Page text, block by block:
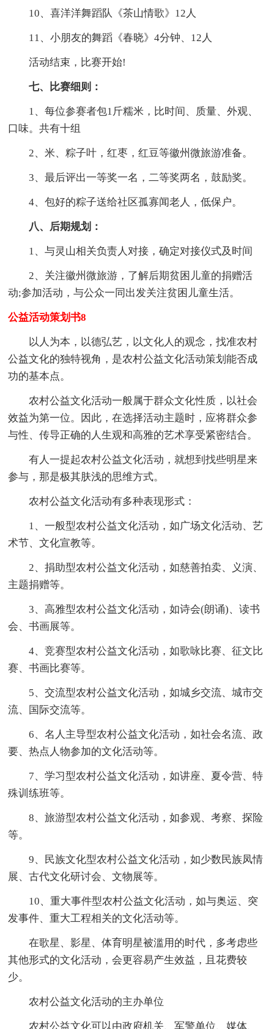
10、喜洋洋舞蹈队《茶山情歌》12人
11、小朋友的舞蹈《春晓》4分钟、12人
活动结束，比赛开始!
七、比赛细则：
1、每位参赛者包1斤糯米，比时间、质量、外观、
口味。共有十组
2、米、粽子叶，红枣，红豆等徽州微旅游准备。
3、最后评出一等奖一名，二等奖两名，鼓励奖。
4、包好的粽子送给社区孤寡闻老人，低保户。
八、后期规划：
1、与灵山相关负责人对接，确定对接仪式及时间
2、关注徽州微旅游，了解后期贫困儿童的捐赠活
动;参加活动，与公众一同出发关注贫困儿童生活。
公益活动策划书8
以人为本，以德弘艺，以文化人的观念，找准农村
公益文化的独特视角，是农村公益文化活动策划能否成
功的基本点。
农村公益文化活动一般属于群众文化性质，以社会
效益为第一位。因此，在选择活动主题时，应将群众参
与性、传导正确的人生观和高雅的艺术享受紧密结合。
有人一提起农村公益文化活动，就想到找些明星来
参与，那是极其肤浅的思维方式。
农村公益文化活动有多种表现形式：
1、一般型农村公益文化活动，如广场文化活动、艺
术节、文化宣教等。
2、捐助型农村公益文化活动，如慈善拍卖、义演、
主题捐赠等。
3、高雅型农村公益文化活动，如诗会(朗诵)、读书
会、书画展等。
4、竞赛型农村公益文化活动，如歌咏比赛、征文比
赛、书画比赛等。
5、交流型农村公益文化活动，如城乡交流、城市交
流、国际交流等。
6、名人主导型农村公益文化活动，如社会名流、政
要、热点人物参加的文化活动等。
7、学习型农村公益文化活动，如讲座、夏令营、特
殊训练班等。
8、旅游型农村公益文化活动，如参观、考察、探险
等。
9、民族文化型农村公益文化活动，如少数民族凤情
展、古代文化研讨会、文物展等。
10、重大事件型农村公益文化活动，如与奥运、突
发事件、重大工程相关的文化活动等。
在歌星、影星、体育明星被滥用的时代，多考虑些
其他形式的文化活动，会更容易产生效益，且花费较
少。
农村公益文化活动的主办单位
农村公益文化可以由政府机关、军警单位、媒体、